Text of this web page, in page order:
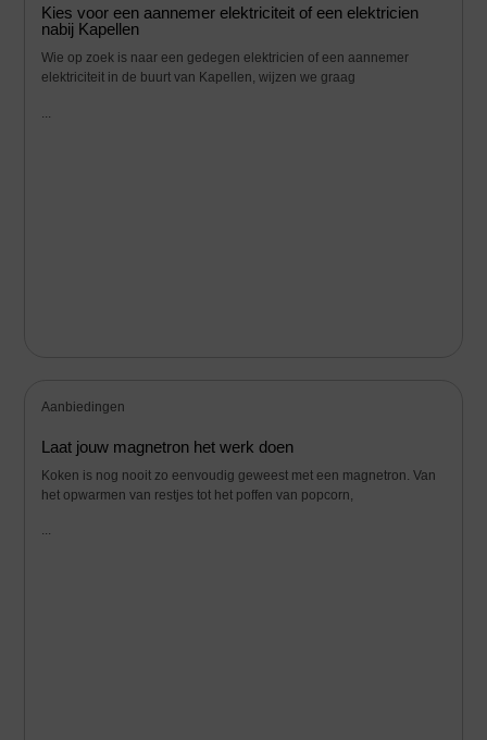
Kies voor een aannemer elektriciteit of een elektricien
nabij Kapellen
Wie op zoek is naar een gedegen elektricien of een aannemer
elektriciteit in de buurt van Kapellen, wijzen we graag
Aanbiedingen
Laat jouw magnetron het werk doen
Koken is nog nooit zo eenvoudig geweest met een magnetron. Van
het opwarmen van restjes tot het poffen van popcorn,
...